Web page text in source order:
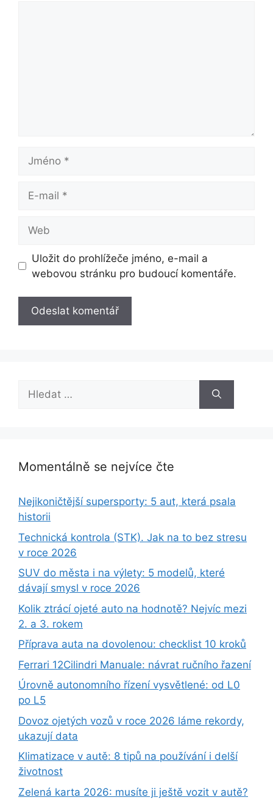
Jméno
mail
Uložit do prohlížeče jméno, e-mail a
webovou stránku pro budoucí komentáře.
Hledat:
Momentálně se nejvíce čte
Nejikoničtější supersporty: 5 aut, která psala
historii
Technická kontrola (STK). Jak na to bez stresu
v roce 2026
SUV do města i na výlety: 5 modelů, které
dávají smysl v roce 2026
Kolik ztrácí ojeté auto na hodnotě? Nejvíc mezi
2. a 3. rokem
Příprava auta na dovolenou: checklist 10 kroků
Ferrari 12Cilindri Manuale: návrat ručního řazení
Úrovně autonomního řízení vysvětlené: od L0
po L5
Dovoz ojetých vozů v roce 2026 láme rekordy,
ukazují data
Klimatizace v autě: 8 tipů na používání i delší
životnost
Zelená karta 2026: musíte ji ještě vozit v autě?